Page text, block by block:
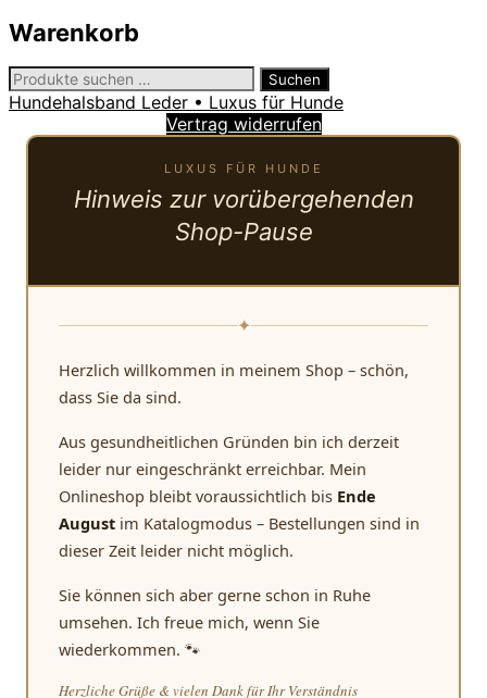
Warenkorb
Suchen
nach:
Suchen
Hundehalsband Leder • Luxus für Hunde
Vertrag widerrufen
LUXUS FÜR HUNDE
Hinweis zur vorübergehenden
Shop-Pause
✦
Herzlich willkommen in meinem Shop – schön,
dass Sie da sind.
Aus gesundheitlichen Gründen bin ich derzeit
leider nur eingeschränkt erreichbar. Mein
Onlineshop bleibt voraussichtlich bis Ende
August im Katalogmodus – Bestellungen sind in
dieser Zeit leider nicht möglich.
Sie können sich aber gerne schon in Ruhe
umsehen. Ich freue mich, wenn Sie
wiederkommen. 🐾
Herzliche Grüße & vielen Dank für Ihr Verständnis